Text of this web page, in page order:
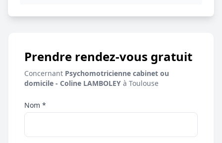
Prendre rendez-vous gratuit
Concernant Psychomotricienne cabinet ou
domicile - Coline LAMBOLEY à Toulouse
Nom *